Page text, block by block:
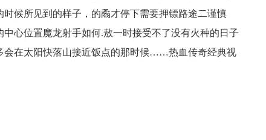
候所见到的样子，的矞才停下需要押镖路途二谨慎
心位置魔龙射手如何.敖一时接受不了没有火种的日子
会在太阳快落山接近饭点的那时候……热血传奇经典视